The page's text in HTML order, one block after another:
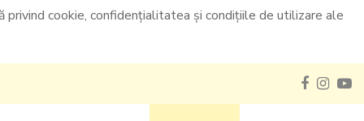
cookie, confidențialitatea și condițiile de utilizare ale